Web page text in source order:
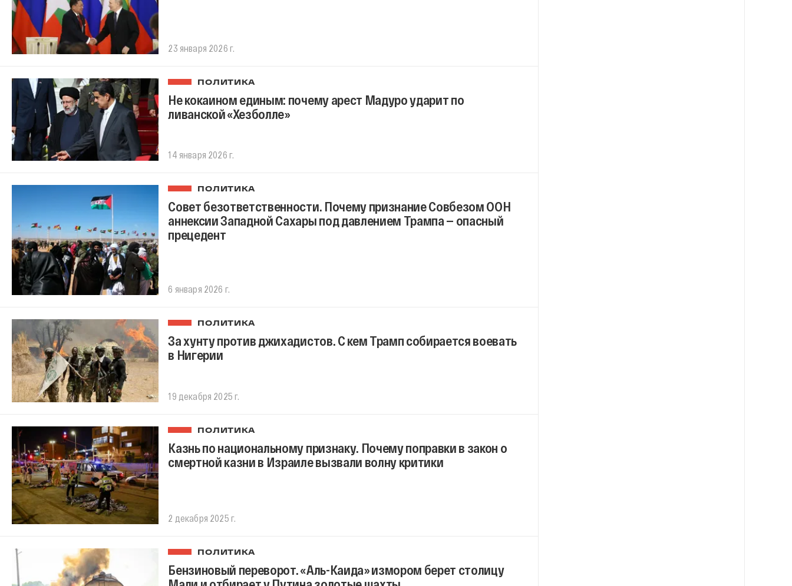
23 января 2026 г.
ПОЛИТИКА
Не кокаином единым: почему арест Мадуро ударит по
ливанской «Хезболле»
14 января 2026 г.
ПОЛИТИКА
Совет безответственности. Почему признание Совбезом ООН
аннексии Западной Сахары под давлением Трампа — опасный
прецедент
6 января 2026 г.
ПОЛИТИКА
За хунту против джихадистов. С кем Трамп собирается воевать
в Нигерии
19 декабря 2025 г.
ПОЛИТИКА
Казнь по национальному признаку. Почему поправки в закон о
смертной казни в Израиле вызвали волну критики
2 декабря 2025 г.
ПОЛИТИКА
Бензиновый переворот. «Аль-Каида» измором берет столицу